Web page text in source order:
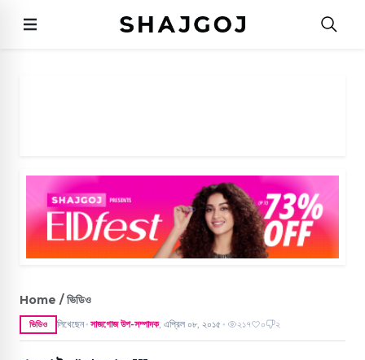
Home / ভিডিও
ভিডিও লিখেছেন ● সাজগোজ উপ-সম্পাদক, এপ্রিল ০৮, ২০১৫ ● ২১৭ ০ ২